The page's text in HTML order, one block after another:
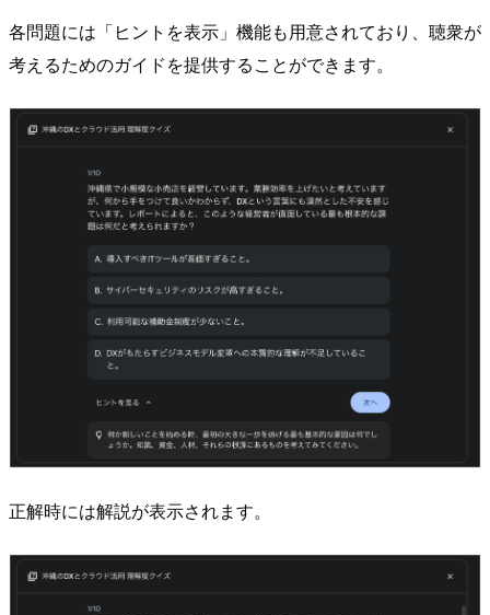
各問題には「ヒントを表示」機能も用意されており、聴衆が
考えるためのガイドを提供することができます。
正解時には解説が表示されます。